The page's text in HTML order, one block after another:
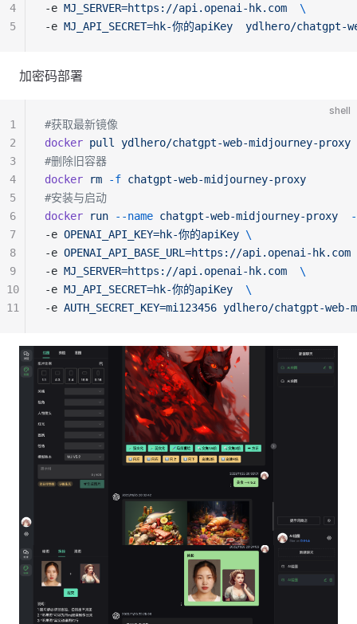
-e MJ_SERVER=https://api.openai-hk.com
\
-e MJ_API_SECRET=hk-你的apiKey ydlhero/chatgpt-
4
5
加密码部署
shell
#获取最新镜像
docker pull
ydlhero/chatgpt-web-midjourney-proxy
#删除旧容器
docker
rm -f chatgpt-web-midjourney-proxy
#安装与启动
docker
run --name chatgpt-web-midjourney-proxy
-e OPENAI_API_KEY=hk-你的apiKey \
-e OPENAI_API_BASE_URL=https://api.openai-hk.com
-e MJ_SERVER=https://api.openai-hk.com
\
-e MJ_API_SECRET=hk-你的apiKey
\
-e AUTH_SECRET_KEY=mi123456 ydlhero/chatgpt-web-
1
2
3
4
5
6
7
8
9
10
11